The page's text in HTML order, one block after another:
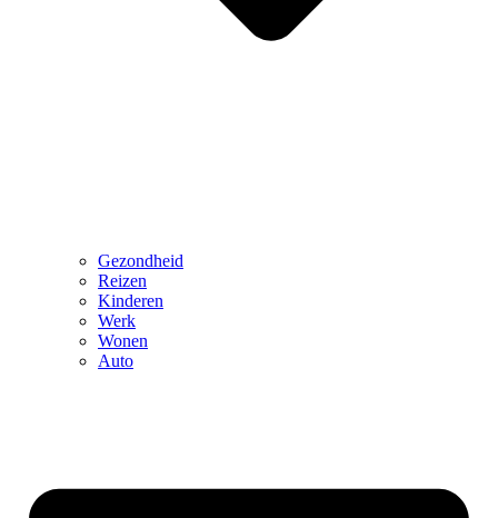
Gezondheid
Reizen
Kinderen
Werk
Wonen
Auto